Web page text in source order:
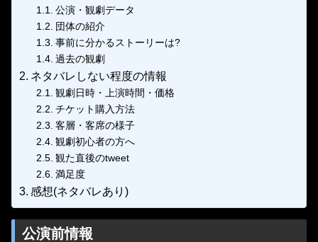
公演・観劇データ
団体の紹介
事前に分かるストーリーは?
過去の観劇
ネタバレしない程度の情報
観劇日時・上演時間・価格
チケット購入方法
客層・客席の様子
観劇初心者の方へ
観た直後のtweet
満足度
感想(ネタバレあり)
公演前情報